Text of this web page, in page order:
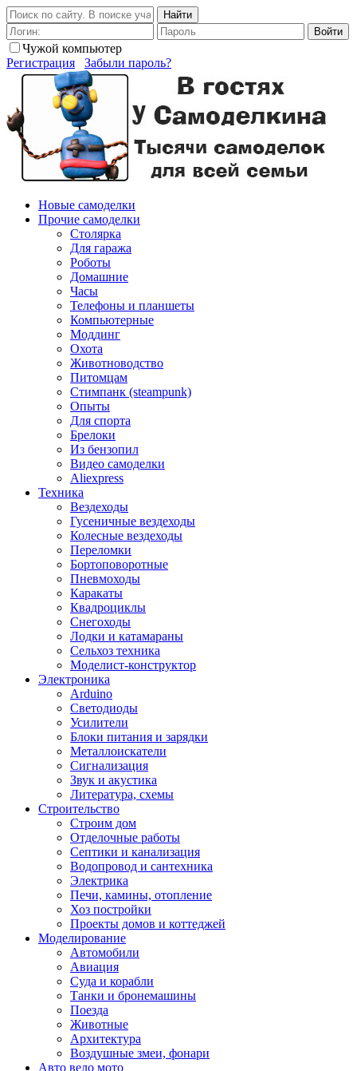
Найти
Войти
Чужой компьютер
Регистрация
Забыли пароль?
Новые самоделки
Прочие самоделки
Столярка
Для гаража
Роботы
Домашние
Часы
Телефоны и планшеты
Компьютерные
Моддинг
Охота
Животноводство
Питомцам
Стимпанк (steampunk)
Опыты
Для спорта
Брелоки
Из бензопил
Видео самоделки
Aliexpress
Техника
Вездеходы
Гусеничные вездеходы
Колесные вездеходы
Переломки
Бортоповоротные
Пневмоходы
Каракаты
Квадроциклы
Снегоходы
Лодки и катамараны
Сельхоз техника
Моделист-конструктор
Электроника
Arduino
Светодиоды
Усилители
Блоки питания и зарядки
Металлоискатели
Сигнализация
Звук и акустика
Литература, схемы
Строительство
Строим дом
Отделочные работы
Септики и канализация
Водопровод и сантехника
Электрика
Печи, камины, отопление
Хоз постройки
Проекты домов и коттеджей
Моделирование
Автомобили
Авиация
Суда и корабли
Танки и бронемашины
Поезда
Животные
Архитектура
Воздушные змеи, фонари
Авто вело мото